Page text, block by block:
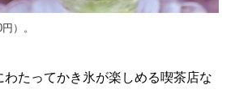
）。
たってかき氷が楽しめる喫茶店な